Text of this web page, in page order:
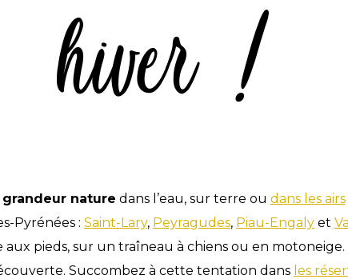
hiver !
nature dans l’eau, sur terre ou dans les airs
Pyrénées : Saint-Lary, Peyragudes, Piau-Engaly et
pieds, sur un traîneau à chiens ou en
Succombez à cette tentation dans les